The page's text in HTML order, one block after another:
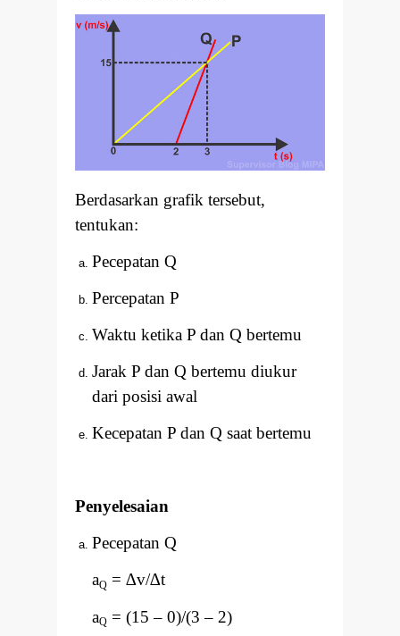
Berdasarkan grafik tersebut,
tentukan:
Pecepatan Q
Percepatan P
Waktu ketika P dan Q bertemu
Jarak P dan Q bertemu diukur
dari posisi awal
Kecepatan P dan Q saat bertemu
Penyelesaian
Pecepatan Q
aQ = ∆v/∆t
aQ = (15 – 0)/(3 – 2)